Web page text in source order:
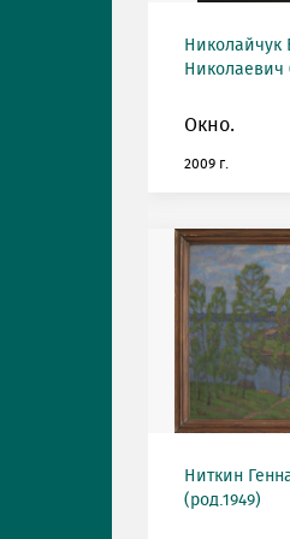
Николайчук
Николаевич
Окно.
2009 г.
Ниткин
(род.1949)